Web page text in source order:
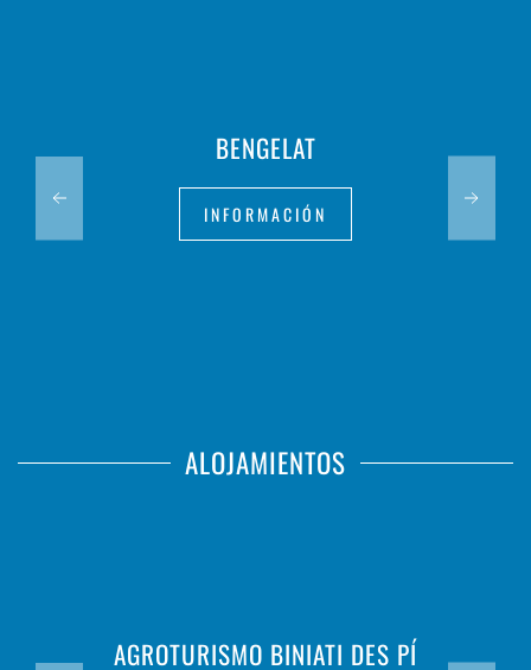
BENGELAT
INFORMACIÓN
ALOJAMIENTOS
AGROTURISMO BINIATI DES PÍ